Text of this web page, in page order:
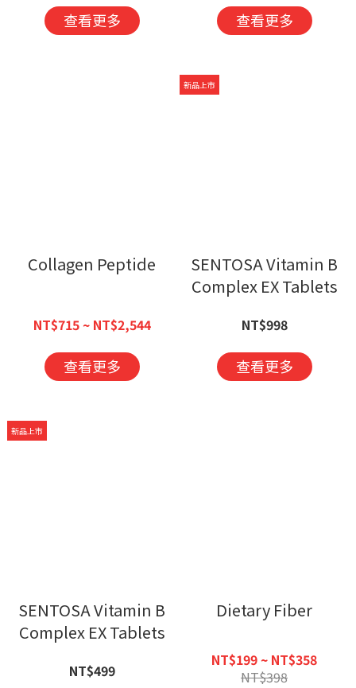
查看更多 查看更多
Collagen Peptide
NT$715 ~ NT$2,544
查看更多
新品上市
SENTOSA Vitamin B
Complex EX Tablets
NT$998
查看更多
新品上市
SENTOSA Vitamin B
Complex EX Tablets
NT$499
Dietary Fiber
NT$199 ~ NT$358
NT$398